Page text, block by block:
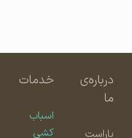
درباره‌ی
باراست
خدمات
اسباب
کشی